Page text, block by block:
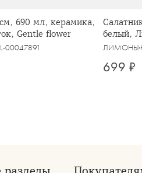
690 мл, керамика,
Gentle flower
00047891
белый,
ЛИМОНЫ
699 ₽